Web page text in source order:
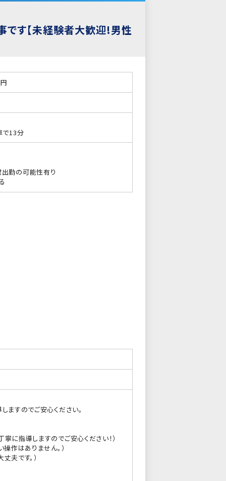
です【未経験者大歓迎!男性
で13分
勤の可能性有り
すのでご安心ください。
に指導しますのでご安心ください！）
作はありません。）
夫です。）